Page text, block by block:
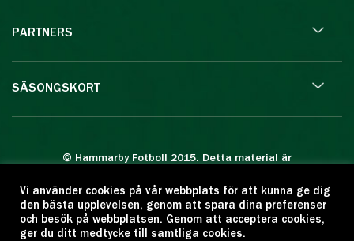
PARTNERS
SÄSONGSKORT
© Hammarby Fotboll 2015. Detta material är
Eftertryck eller annan kopiering är förbjuden.
Citera oss gärna men ange källan:
www.hammarbyfotboll.se. Ansvarig utgivare:
Vi använder cookies på vår webbplats för att kunna ge dig
den bästa upplevelsen, genom att spara dina preferenser
och besök på webbplatsen. Genom att acceptera cookies,
ger du ditt medtycke till samtliga cookies.